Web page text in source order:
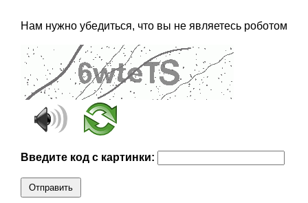
Нам нужно убедиться, что вы не являетесь роботом
Введите код с картинки:
Отправить